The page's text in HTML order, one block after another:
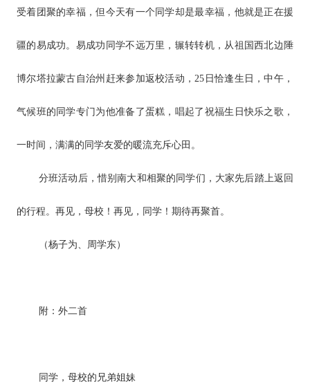
受着团聚的幸福，但今天有一个同学却是最幸福，他就是正在援
疆的易成功。易成功同学不远万里，辗转转机，从祖国西北边陲
博尔塔拉蒙古自治州赶来参加返校活动，25日恰逢生日，中午，
气候班的同学专门为他准备了蛋糕，唱起了祝福生日快乐之歌，
一时间，满满的同学友爱的暖流充斥心田。
分班活动后，惜别南大和相聚的同学们，大家先后踏上返回
的行程。再见，母校！再见，同学！期待再聚首。
（杨子为、周学东）
附：外二首
同学，母校的兄弟姐妹